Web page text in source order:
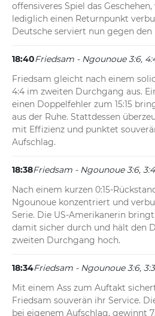
offensiveres Spiel das
lediglich einen Returnpunkt
Deutsche serviert nun gegen den
18:40Friedsam - Ngounoue 3:6,
Friedsam gleicht nach einem
4:4 im zweiten Durchgang aus.
einen Doppelfehler zum 15:15
aus der Ruhe. Stattdessen
mit Effizienz und punktet
Aufschlag.
18:38Friedsam - Ngounoue 3:6, 3:4
Nach einem kurzen 0:15-
Ngounoue konzentriert und
Serie. Die US-Amerikanerin
damit sicher durch und hält den
zweiten Durchgang hoch.
18:34Friedsam - Ngounoue 3:6, 3:3
Mit einem Ass zum Auftakt
Friedsam souverän ihr Service.
bei eigenem Aufschlag, gewinnt